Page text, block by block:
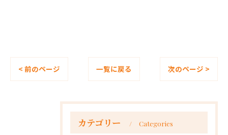
< 前のページ 一覧に戻る 次のページ >
カテゴリー Categories